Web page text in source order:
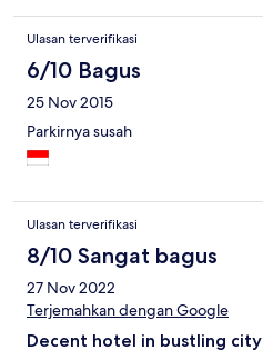
Ulasan terverifikasi
6/10 Bagus
25 Nov 2015
Parkirnya susah
Ulasan terverifikasi
8/10 Sangat bagus
27 Nov 2022
Terjemahkan dengan Google
Decent hotel in bustling city